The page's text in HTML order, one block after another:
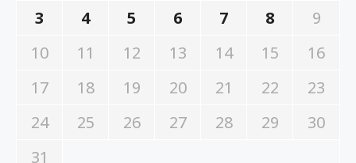
3
4 5 6 7 8
9
10
11 12 13 14 15
16
17
18 19 20 21 22
23
24
25 26 27 28 29
30
31